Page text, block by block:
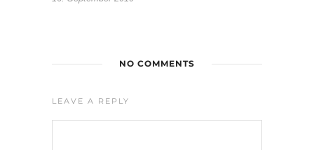
NO COMMENTS
LEAVE A REPLY